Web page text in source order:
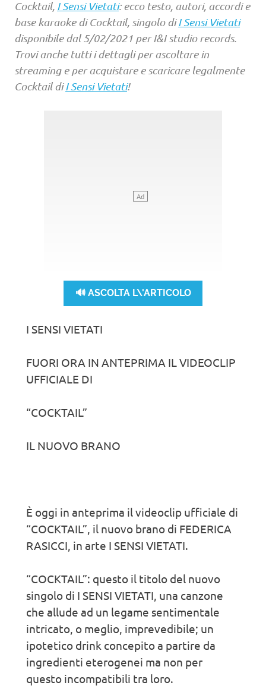
Cocktail, I Sensi Vietati: ecco testo, autori, accordi e
base karaoke di Cocktail, singolo diI Sensi Vietati
disponibile dal 5/02/2021 per I&I studio records.
Trovi anche tutti i dettagli per ascoltare in
streaming e per acquistare e scaricare legalmente
Cocktail diI Sensi Vietati!
🔊 ASCOLTA L\'ARTICOLO
I SENSI VIETATI
FUORI ORA IN ANTEPRIMA IL VIDEOCLIP
UFFICIALE DI
“COCKTAIL”
IL NUOVO BRANO
È oggi in anteprima il videoclip ufficiale di
“COCKTAIL”, il nuovo brano di FEDERICA
RASICCI, in arte I SENSI VIETATI.
“COCKTAIL”: questo il titolo del nuovo
singolo di I SENSI VIETATI, una canzone
che allude ad un legame sentimentale
intricato, o meglio, imprevedibile; un
ipotetico drink concepito a partire da
ingredienti eterogenei ma non per
questo incompatibili tra loro.